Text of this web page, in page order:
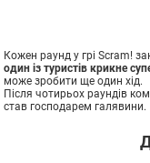
Кожен раунд у грі Scram!
один із туристів крикне
може зробити ще один хід.
Після чотирьох раундів
став господарем галявини.